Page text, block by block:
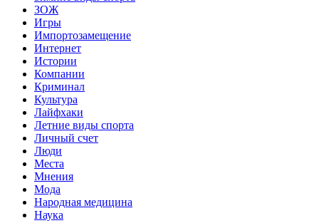
ЗОЖ
Игры
Импортозамещение
Интернет
Истории
Компании
Криминал
Культура
Лайфхаки
Летние виды спорта
Личный счет
Люди
Места
Мнения
Мода
Народная медицина
Наука